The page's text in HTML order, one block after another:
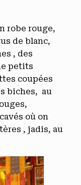
robe rouge,
de blanc,
, des
petits
coupées
biches, au
où on
, jadis, au